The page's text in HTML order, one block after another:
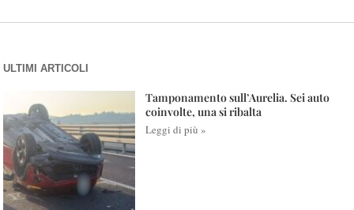
ULTIMI ARTICOLI
Tamponamento sull’Aurelia. Sei auto
coinvolte, una si ribalta
Leggi di più »